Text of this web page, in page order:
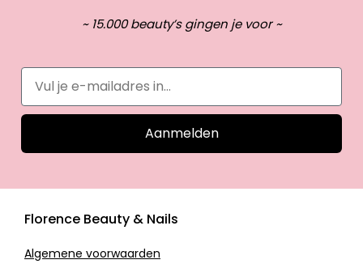
~ 15.000 beauty’s gingen je voor ~
Aanmelden
Florence Beauty & Nails
Algemene voorwaarden